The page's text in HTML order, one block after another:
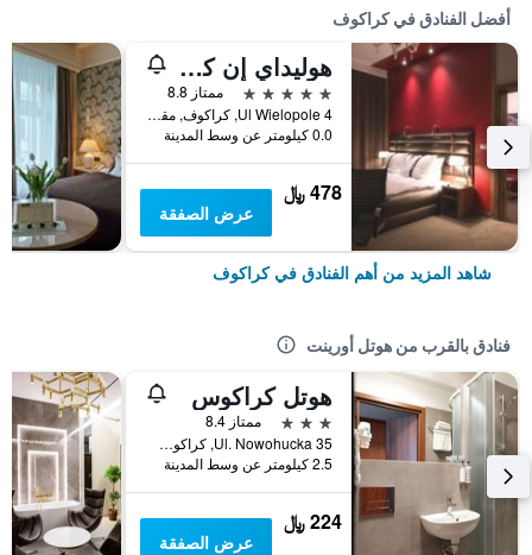
أفضل الفنادق في كراكوف
هوليداي إن كراكوف سيتي سنتر
5 نجوم
ممتاز 8.8
Ul Wielopole 4, كراكوف, مقاطعة بولندا الصغرى, بولندا
0.0 كيلومتر عن وسط المدينة
478 ﷼
عرض الصفقة
شاهد المزيد من أهم الفنادق في كراكوف
فنادق بالقرب من هوتل أورينت
هوتل كراكوس
3 نجوم
ممتاز 8.4
Ul. Nowohucka 35, كراكوف, مقاطعة بولندا الصغرى, بولندا
2.5 كيلومتر عن وسط المدينة
224 ﷼
عرض الصفقة